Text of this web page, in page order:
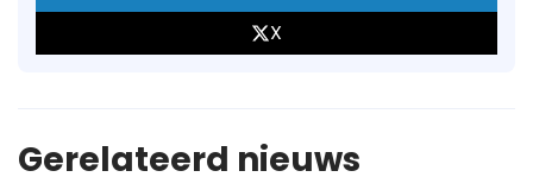
X
Gerelateerd nieuws